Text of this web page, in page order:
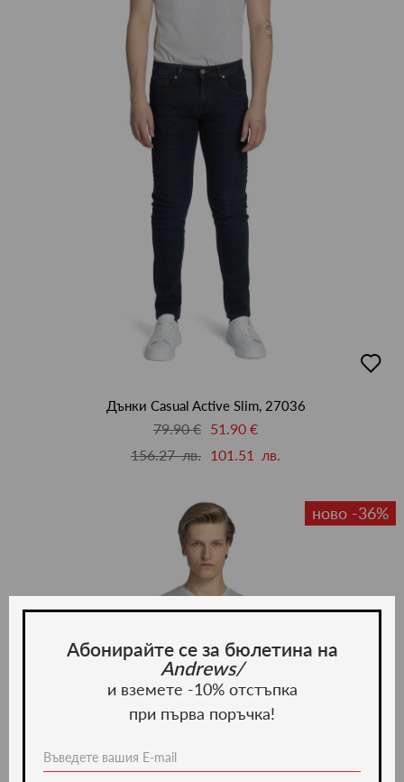
в
Дънки Casual Active Slim, 27036
79.90 € 51.90 €
156.27 лв. 101.51 лв.
ново -36%
Абонирайте се за бюлетина на
Andrews/
и вземете -10% отстъпка
при първа поръчка!